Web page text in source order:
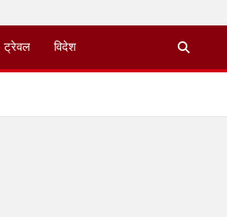
ट्रेवल विदेश